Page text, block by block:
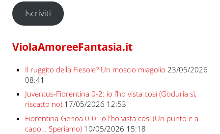
Iscriviti
ViolaAmoreeFantasia.it
Il ruggito della Fiesole? Un moscio miagolio 23/05/2026
08:41
Juventus-Fiorentina 0-2: io l’ho vista così (Goduria sì,
riscatto no) 17/05/2026 12:53
Fiorentina-Genoa 0-0: io l’ho vista così (Un punto e a
capo… Speriamo) 10/05/2026 15:18